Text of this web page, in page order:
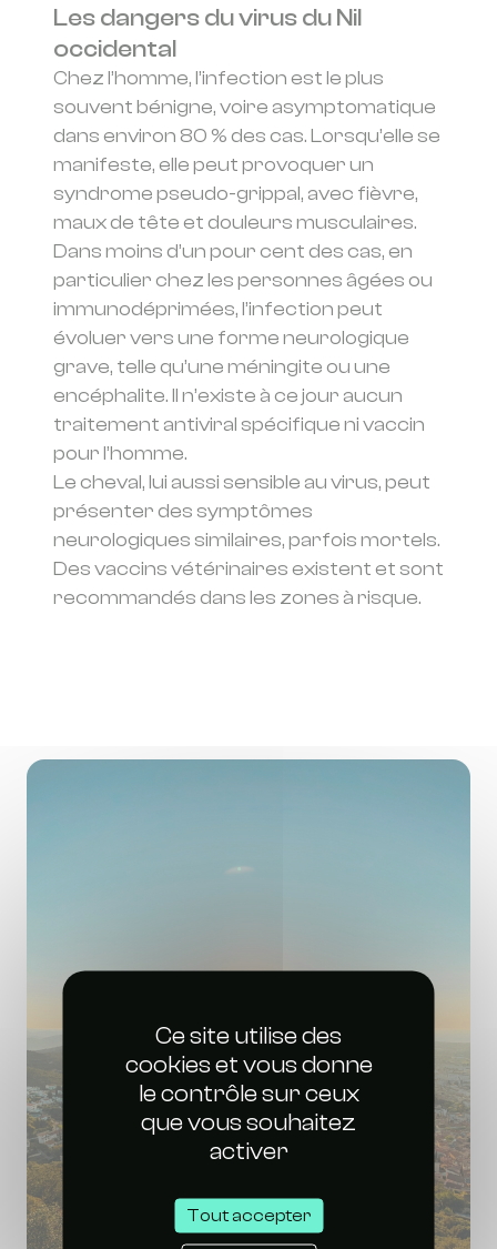
Ce site utilise des
cookies et vous donne
le contrôle sur ceux
que vous souhaitez
activer
Tout accepter
Les dangers du virus du Nil
occidental
Chez l’homme, l’infection est le plus
souvent bénigne, voire asymptomatique
dans environ 80 % des cas. Lorsqu’elle se
manifeste, elle peut provoquer un
syndrome pseudo-grippal, avec fièvre,
maux de tête et douleurs musculaires.
Dans moins d’un pour cent des cas, en
particulier chez les personnes âgées ou
immunodéprimées, l’infection peut
évoluer vers une forme neurologique
grave, telle qu’une méningite ou une
encéphalite. Il n’existe à ce jour aucun
traitement antiviral spécifique ni vaccin
pour l’homme.
Le cheval, lui aussi sensible au virus, peut
présenter des symptômes
neurologiques similaires, parfois mortels.
Des vaccins vétérinaires existent et sont
recommandés dans les zones à risque.